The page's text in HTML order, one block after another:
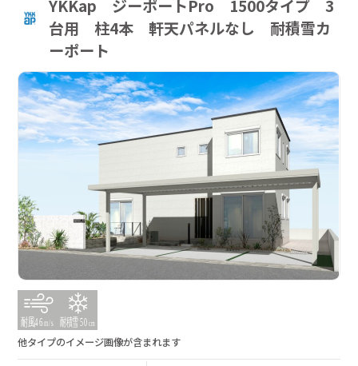
YKKap ジーポートPro 1500タイプ 3
台用 柱4本 軒天パネルなし 耐積雪カ
ーポート
他タイプのイメージ画像が含まれます